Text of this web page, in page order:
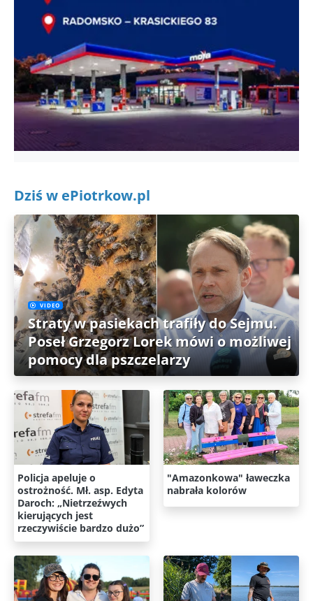
Dziś w ePiotrkow.pl
VIDEO
Straty w pasiekach trafiły do Sejmu.
Poseł Grzegorz Lorek mówi o możliwej
pomocy dla pszczelarzy
Policja apeluje o
ostrożność. Mł. asp. Edyta
Daroch: „Nietrzeźwych
kierujących jest
rzeczywiście bardzo dużo”
"Amazonkowa" ławeczka
nabrała kolorów